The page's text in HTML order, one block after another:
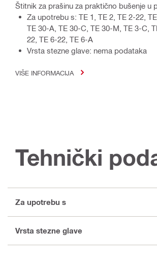
Štitnik za prašinu za praktično bušenje u
Za upotrebu s: TE 1, TE 2, TE 2-22,
TE 30-A, TE 30-C, TE 30-M, TE 3-C,
22, TE 6-22, TE 6-A
Vrsta stezne glave: nema podataka
VIŠE INFORMACIJA
Tehnički
Za upotrebu s
Vrsta stezne glave